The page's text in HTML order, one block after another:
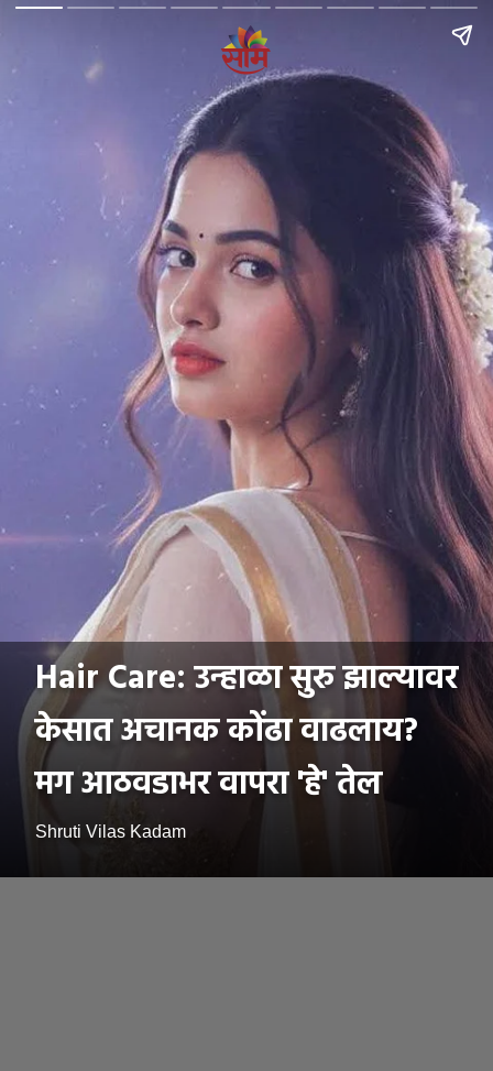
Hair Care: उन्हाळा सुरु झाल्यावर
केसात अचानक कोंढा वाढलाय?
मग आठवडाभर वापरा 'हे' तेल
Shruti Vilas Kadam